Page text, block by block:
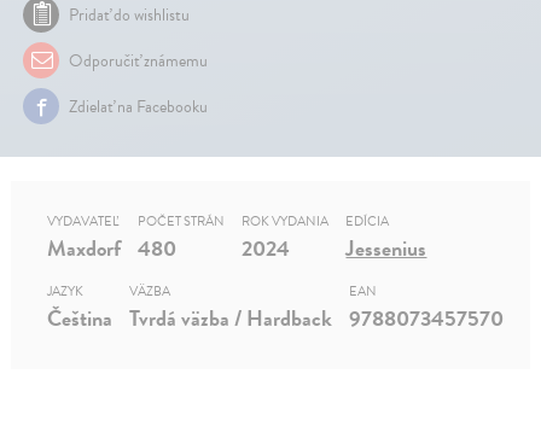
Pridať do wishlistu
Odporučiť známemu
Zdielať na Facebooku
VYDAVATEĽ
Maxdorf
POČET STRÁN
480
ROK VYDANIA
2024
EDÍCIA
Jessenius
JAZYK
Čeština
VÄZBA
Tvrdá väzba / Hardback
EAN
9788073457570